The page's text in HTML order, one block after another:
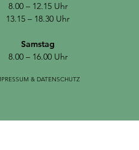
8.00 – 12.15 Uhr
13.15 – 18.30 Uhr
Samstag
8.00 – 16.00 Uhr
& DATENSCHUTZ